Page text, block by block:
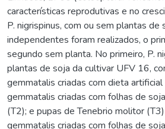
características reprodutivas e no
P. nigrispinus, com ou sem plantas de
independentes foram realizados, o
segundo sem planta. No primeiro, P.
plantas de soja da cultivar UFV 16,
gemmatalis criadas com dieta
gemmatalis criadas com folhas de
(T2); e pupas de Tenebrio molitor
gemmatalis criadas com folhas de